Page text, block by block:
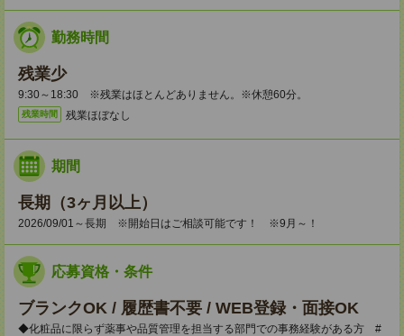
勤務時間
残業少
9:30～18:30 ※残業はほとんどありません。※休憩60分。
残業時間 残業ほぼなし
期間
長期（3ヶ月以上）
2026/09/01～長期 ※開始日はご相談可能です！ ※9月～！
応募資格・条件
ブランクOK / 履歴書不要 / WEB登録・面接OK
◆化粧品に限らず薬事や品質管理を担当する部門での事務経験がある方 #